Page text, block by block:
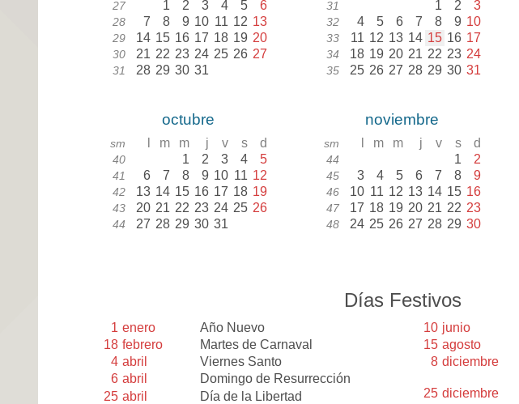
27 1 2 3 4 5 6
28 7 8 9 10 11 12 13
29 14 15 16 17 18 19 20
30 21 22 23 24 25 26 27
31 28 29 30 31
31 1 2 3
32 4 5 6 7 8 9 10
33 11 12 13 14 15 16 17
34 18 19 20 21 22 23 24
35 25 26 27 28 29 30 31
octubre
sm m m j v s d
40 1 2 3 4 5
41 6 7 8 9 10 11 12
42 13 14 15 16 17 18 19
43 20 21 22 23 24 25 26
44 27 28 29 30 31
noviembre
sm m m j v s d
44 1 2
45 3 4 5 6 7 8 9
46 10 11 12 13 14 15 16
47 17 18 19 20 21 22 23
48 24 25 26 27 28 29 30
Días Festivos
1 enero
Año Nuevo
18 febrero
Martes de Carnaval
4 abril
Viernes Santo
6 abril
Domingo de Resurrección
25 abril
Día de la Libertad
10 junio
15 agosto
8 diciembre
25 diciembre